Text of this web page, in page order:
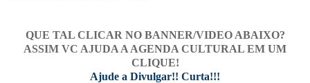
QUE TAL CLICAR NO BANNER/VIDEO ABAIXO?
ASSIM VC AJUDA A AGENDA CULTURAL EM UM
CLIQUE!
Ajude a Divulgar!! Curta!!!